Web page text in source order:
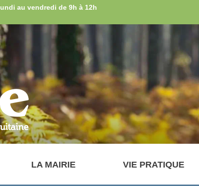
au vendredi de 9h à 12h
LA MAIRIE VIE PRATIQUE